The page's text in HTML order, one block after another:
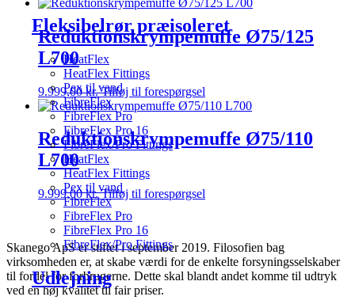
Fleksibelrør præisoleret
HeatFlex
HeatFlex Fittings
Pex til vand
FibreFlex
FibreFlex Pro
FibreFlex Pro 16
FibreFlex/Pro Fittings
HeatFlex
HeatFlex Fittings
Pex til vand
FibreFlex
FibreFlex Pro
FibreFlex Pro 16
FibreFlex/Pro Fittings
Udlejning
Reduktionskrympemuffe Ø75/125
L700
9.999,00kr. Tilføj til forespørgsel
Reduktionskrympemuffe Ø75/110
L700
9.999,00kr. Tilføj til forespørgsel
Skanego ApS er stiftet i september 2019. Filosofien bag
virksomheden er, at skabe værdi for de enkelte forsyningsselskaber
til fordel for forbrugerne. Dette skal blandt andet komme til udtryk
ved en høj kvalitet til fair priser.